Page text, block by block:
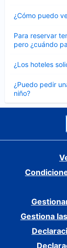
¿Cómo puedo
cerrado
Para reservar
pero ¿cuándo
cerrado
¿Los hoteles
cerrado
¿Puedo pedir
niño?
cerrado
Gestiona